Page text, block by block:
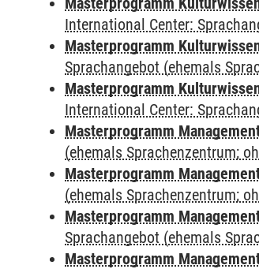
International Center:
Masterprogramm
Sprachangebot (ehemals
Masterprogramm
International Center:
Masterprogramm
(ehemals Sprachenzentrum;
Masterprogramm
(ehemals Sprachenzentrum;
Masterprogramm
Sprachangebot (ehemals
Masterprogramm